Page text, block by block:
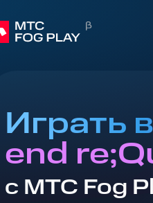
Играть
end
с МТС Fog